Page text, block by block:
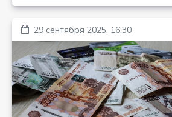
29 сентября 2025, 16:30